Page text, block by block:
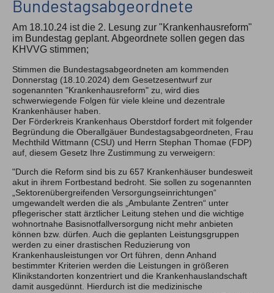
Bundestagsabgeordnete
Am 18.10.24 ist die 2. Lesung zur "Krankenhausreform"
im Bundestag geplant. Abgeordnete sollen gegen das
KHVVG stimmen;
Stimmen die Bundestagsabgeordneten am kommenden
Donnerstag (18.10.2024) dem Gesetzesentwurf zur
sogenannten "Krankenhausreform" zu, wird dies
schwerwiegende Folgen für viele kleine und dezentrale
Krankenhäuser haben.
Der Förderkreis Krankenhaus Oberstdorf fordert mit folgender
Begründung die Oberallgäuer Bundestagsabgeordneten, Frau
Mechthild Wittmann (CSU) und Herrn Stephan Thomae (FDP)
auf, diesem Gesetz Ihre Zustimmung zu verweigern:
"Durch die Reform sind bis zu 657 Krankenhäuser bundesweit
akut in ihrem Fortbestand bedroht. Sie sollen zu sogenannten
„Sektorenübergreifenden Versorgungseinrichtungen“
umgewandelt werden die als „Ambulante Zentren“ unter
pflegerischer statt ärztlicher Leitung stehen und die wichtige
wohnortnahe Basisnotfallversorgung nicht mehr anbieten
können bzw. dürfen. Auch die geplanten Leistungsgruppen
werden zu einer drastischen Reduzierung von
Krankenhausleistungen vor Ort führen, denn Anhand
bestimmter Kriterien werden die Leistungen in größeren
Klinikstandorten konzentriert und die Krankenhauslandschaft
damit ausgedünnt. Hierdurch ist die medizinische